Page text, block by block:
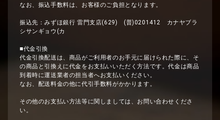
なお、振込手数料は、お客様のご負担となります。
振込先：みずほ銀行 雷門支店(629) (普)0201412 カナヤブラ
シサンギョウ(カ
■代金引換
代金引換配送は、商品がご利用者のお手元に届けられた際に、そ
の商品と引換えに代金をお支払いいただく方法です。代金は商品
到着時に運送業者の担当者へお支払いください。
なお、配送料金の他に代引手数料がかかります。
その他のお支払い方法等に関しましては、お問い合わせくださ
い。